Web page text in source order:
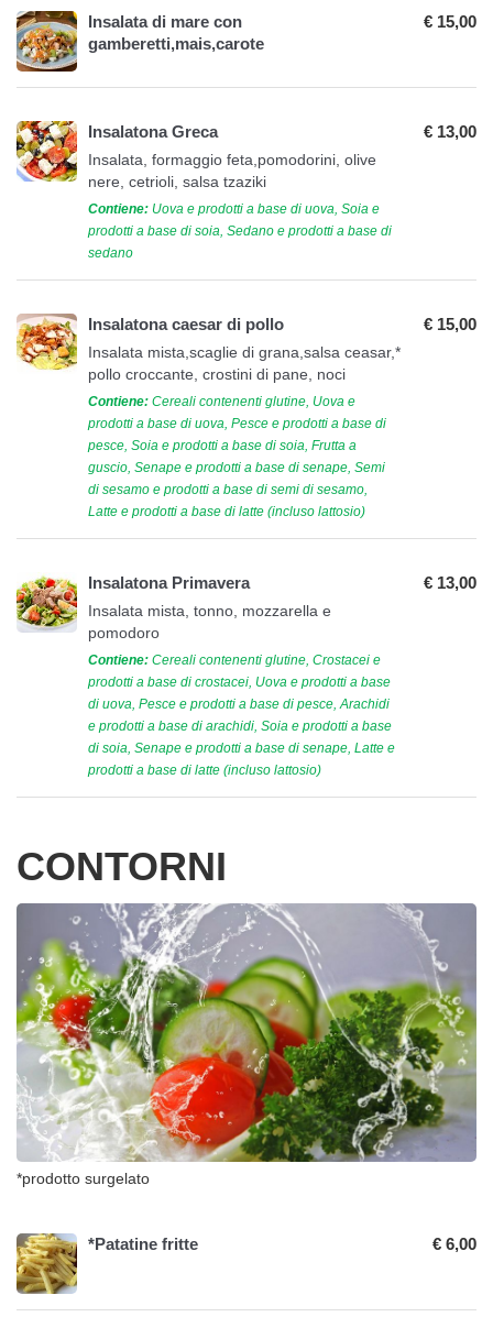
Insalata di mare con
gamberetti,mais,carote
€ 15,00
Insalatona Greca
Insalata, formaggio feta,pomodorini, olive
nere, cetrioli, salsa tzaziki
Contiene: Uova e prodotti a base di uova, Soia e
prodotti a base di soia, Sedano e prodotti a base di
sedano
€ 13,00
Insalatona caesar di pollo
Insalata mista,scaglie di grana,salsa ceasar,*
pollo croccante, crostini di pane, noci
Contiene: Cereali contenenti glutine, Uova e
prodotti a base di uova, Pesce e prodotti a base di
pesce, Soia e prodotti a base di soia, Frutta a
guscio, Senape e prodotti a base di senape, Semi
di sesamo e prodotti a base di semi di sesamo,
Latte e prodotti a base di latte (incluso lattosio)
€ 15,00
Insalatona Primavera
Insalata mista, tonno, mozzarella e
pomodoro
Contiene: Cereali contenenti glutine, Crostacei e
prodotti a base di crostacei, Uova e prodotti a base
di uova, Pesce e prodotti a base di pesce, Arachidi
e prodotti a base di arachidi, Soia e prodotti a base
di soia, Senape e prodotti a base di senape, Latte e
prodotti a base di latte (incluso lattosio)
€ 13,00
CONTORNI
*prodotto surgelato
*Patatine fritte € 6,00